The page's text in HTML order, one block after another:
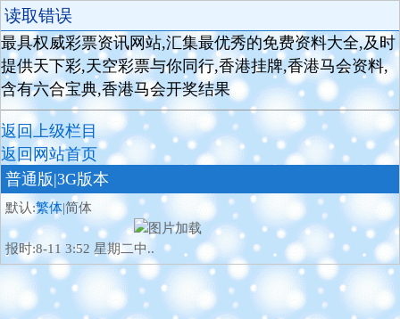
读取错误
最具权威彩票资讯网站,汇集最优秀的免费资料大全,及时
提供天下彩,天空彩票与你同行,香港挂牌,香港马会资料,
含有六合宝典,香港马会开奖结果
返回上级栏目
返回网站首页
普通版|3G版本
默认:繁体|简体
报时:8-11 3:52 星期二